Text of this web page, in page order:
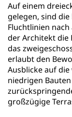
Auf einem
gelegen, sind
Fluchtlinien
der Architekt die
das
erlaubt den
Ausblicke auf
niedrigen
großzügige